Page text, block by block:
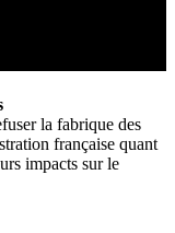
la fabrique des
française quant
impacts sur le